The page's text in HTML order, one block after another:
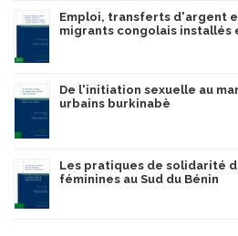
Emploi, transferts d'argent
migrants congolais installés
De l'initiation sexuelle au
urbains burkinabè
Les pratiques de solidarité
féminines au Sud du Bénin